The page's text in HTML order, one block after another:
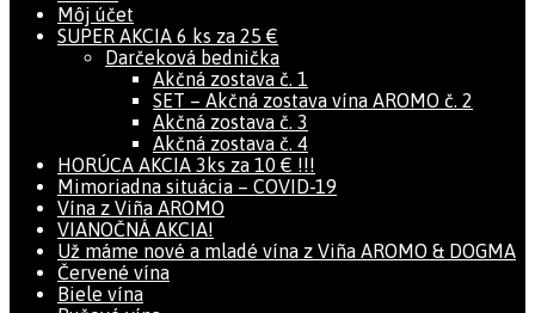
Môj účet
SUPER AKCIA 6 ks za 25 €
Darčeková bednička
Akčná zostava č. 1
SET – Akčná zostava vína AROMO č. 2
Akčná zostava č. 3
Akčná zostava č. 4
HORÚCA AKCIA 3ks za 10 € !!!
Mimoriadna situácia – COVID-19
Vína z Viña AROMO
VIANOČNÁ AKCIA!
Už máme nové a mladé vína z Viña AROMO & DOGMA
Červené vína
Biele vína